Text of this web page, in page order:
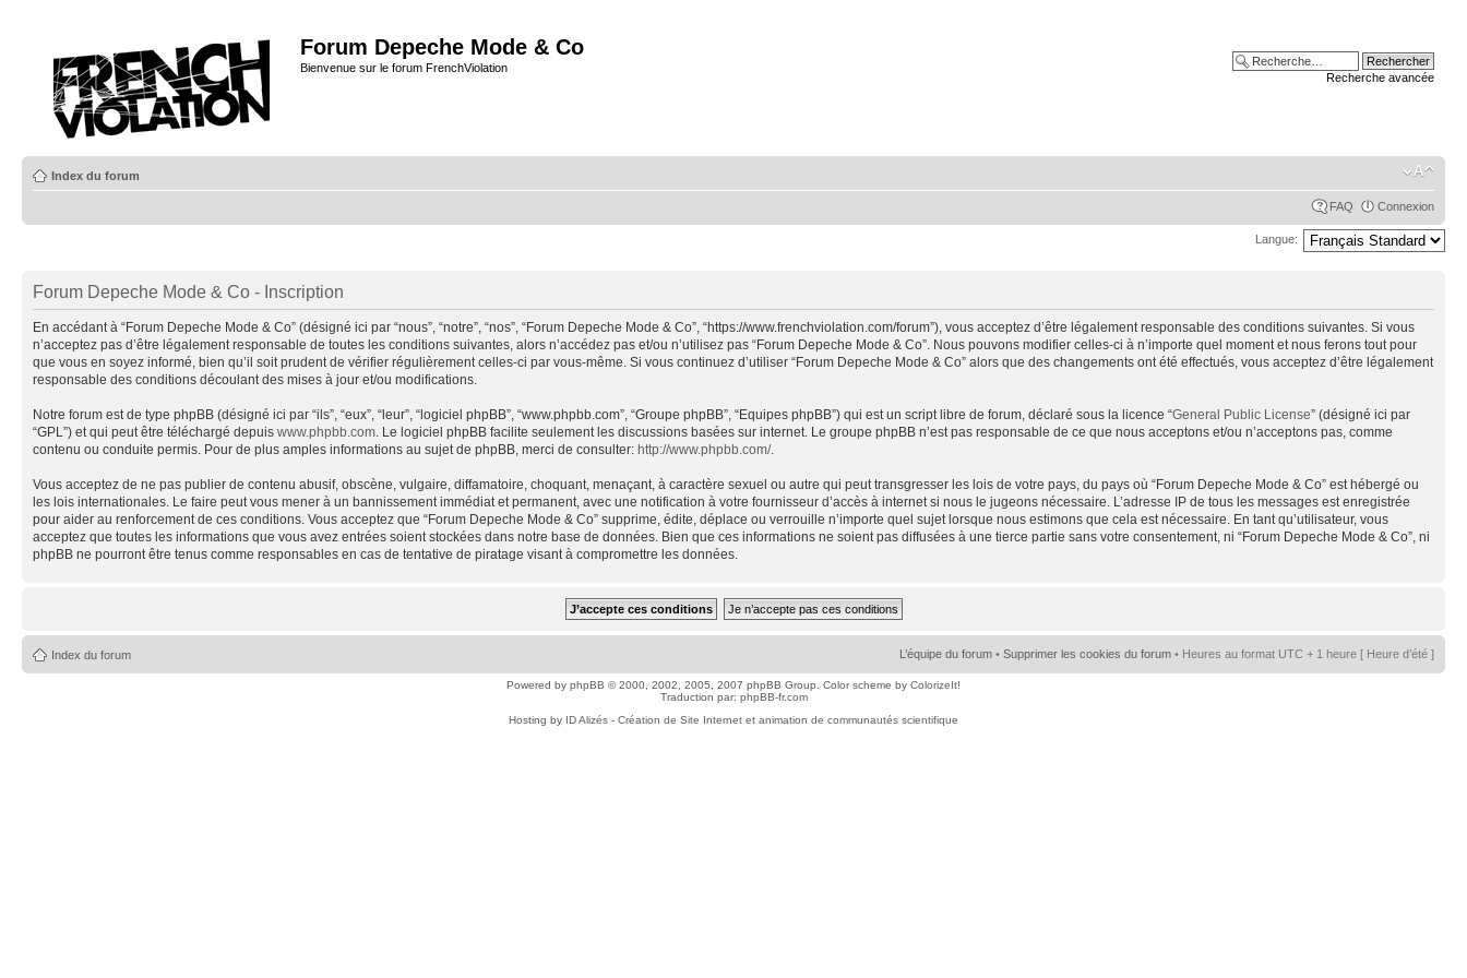
Forum Depeche Mode & Co
Bienvenue sur le forum FrenchViolation
Recherche avancée
Index du forum
FAQ Connexion
Langue:
Forum Depeche Mode & Co - Inscription
En accédant à “Forum Depeche Mode & Co” (désigné ici par “nous”, “notre”, “nos”, “Forum Depeche Mode & Co”, “https://www.frenchviolation.com/forum”), vous acceptez d’être légalement responsable des conditions suivantes. Si vous
n’acceptez pas d’être légalement responsable de toutes les conditions suivantes, alors n’accédez pas et/ou n’utilisez pas “Forum Depeche Mode & Co”. Nous pouvons modifier celles-ci à n’importe quel moment et nous ferons tout pour
que vous en soyez informé, bien qu’il soit prudent de vérifier régulièrement celles-ci par vous-même. Si vous continuez d’utiliser “Forum Depeche Mode & Co” alors que des changements ont été effectués, vous acceptez d’être légalement
responsable des conditions découlant des mises à jour et/ou modifications.
Notre forum est de type phpBB (désigné ici par “ils”, “eux”, “leur”, “logiciel phpBB”, “www.phpbb.com”, “Groupe phpBB”, “Equipes phpBB”) qui est un script libre de forum, déclaré sous la licence “General Public License” (désigné ici par
“GPL”) et qui peut être téléchargé depuis www.phpbb.com . Le logiciel phpBB facilite seulement les discussions basées sur internet. Le groupe phpBB n’est pas responsable de ce que nous acceptons et/ou n’acceptons pas, comme
contenu ou conduite permis. Pour de plus amples informations au sujet de phpBB, merci de consulter: http://www.phpbb.com/.
Vous acceptez de ne pas publier de contenu abusif, obscène, vulgaire, diffamatoire, choquant, menaçant, à caractère sexuel ou autre qui peut transgresser les lois de votre pays, du pays où “Forum Depeche Mode & Co” est hébergé ou
les lois internationales. Le faire peut vous mener à un bannissement immédiat et permanent, avec une notification à votre fournisseur d’accès à internet si nous le jugeons nécessaire. L’adresse IP de tous les messages est enregistrée
pour aider au renforcement de ces conditions. Vous acceptez que “Forum Depeche Mode & Co” supprime, édite, déplace ou verrouille n’importe quel sujet lorsque nous estimons que cela est nécessaire. En tant qu’utilisateur, vous
acceptez que toutes les informations que vous avez entrées soient stockées dans notre base de données. Bien que ces informations ne soient pas diffusées à une tierce partie sans votre consentement, ni “Forum Depeche Mode & Co”, ni
phpBB ne pourront être tenus comme responsables en cas de tentative de piratage visant à compromettre les données.
Index du forum L’équipe du forum • Supprimer les cookies du forum • Heures au format UTC + 1 heure [ Heure d’été ]
Powered by phpBB © 2000, 2002, 2005, 2007 phpBB Group. Color scheme by ColorizeIt!
Traduction par: phpBB-fr.com
Hosting by ID Alizés - Création de Site Internet et animation de communautés scientifique